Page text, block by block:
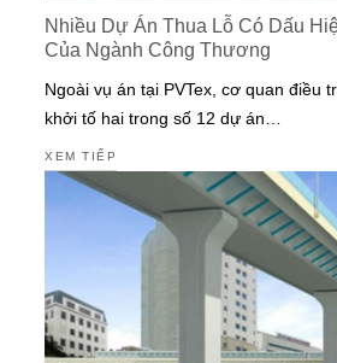
Nhiều Dự Án Thua Lỗ Có Dấu
Của Ngành Công Thương
Ngoài vụ án tại PVTex, cơ quan điều
khởi tố hai trong số 12 dự án…
XEM TIẾP